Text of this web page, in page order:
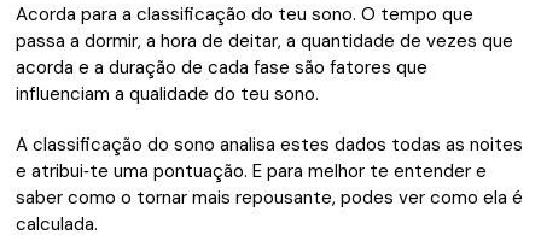
Acorda para a classificação do teu sono. O tempo que
passa a dormir, a hora de deitar, a quantidade de vezes que
acorda e a duração de cada fase são fatores que
influenciam a qualidade do teu sono.
A classificação do sono analisa estes dados todas as noites
e atribui‑te uma pontuação. E para melhor te entender e
saber como o tornar mais repousante, podes ver como ela é
calculada.